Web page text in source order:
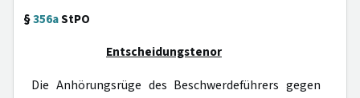
§356aStPO
Entscheidungstenor
Die Anhörungsrüge des Beschwerdeführers gegen